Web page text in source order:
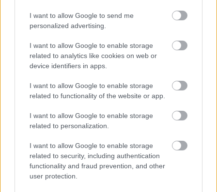
I want to allow Google to send me
personalized advertising.
I want to allow Google to enable storage
related to analytics like cookies on web or
device identifiers in apps.
I want to allow Google to enable storage
related to functionality of the website or app.
I want to allow Google to enable storage
related to personalization.
I want to allow Google to enable storage
related to security, including authentication
functionality and fraud prevention, and other
user protection.
“Régen azt hittem, én vagyok a
legfurcsább ember a Földön…”
Egy felnőtt kliens naplójából: Gondolatok a
társas kapcsolatokról későn diagnosztizált
AuDHD-s szemmel
Nagyjából 24 éves korom körül találkoztam Frida
Kahloval, abban a bizonyos Salma Hayek
főszereplésével készült filmben. Ez még jóval azelőtt